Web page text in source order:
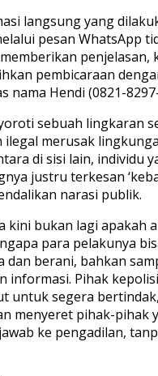
langsung yang
pesan WhatsApp
pembicaraan
nama Hendi (0821-8297-
sebuah lingkaran
ilegal merusak
di sisi lain, individu
justru terkesan
narasi publik.
kini bukan lagi apakah
para pelakunya
dan berani, bahkan
informasi. Pihak
untuk segera
menyeret pihak-pihak
ke pengadilan,